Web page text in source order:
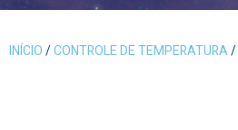
INÍCIO/CONTROLE DE TEMPERATURA/